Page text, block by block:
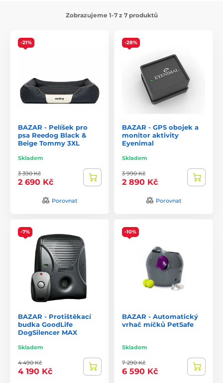
Zobrazujeme 1-7 z 7 produktů
-21%
BAZAR - Pelíšek pro
psa Reedog Black &
Beige Tommy 3XL
Skladem
3 390 Kč
2 690 Kč
Porovnat
-28%
BAZAR - GPS obojek a
monitor aktivity
Eyenimal
Skladem
3 990 Kč
2 890 Kč
Porovnat
-7%
BAZAR - Protištěkací
budka GoodLife
DogSilencer MAX
Skladem
4 490 Kč
4 190 Kč
-10%
BAZAR - Automatický
vrhač míčků PetSafe
Skladem
7 290 Kč
6 590 Kč